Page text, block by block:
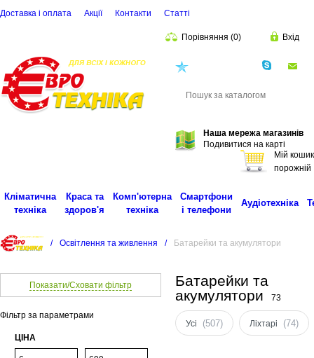
Доставка і оплата Акції Контакти Статті
Порівняння (0) Вхід
Наша мережа магазинів
Подивитися на карті
Мій кошик
порожній
Кліматична
техніка
Краса та
здоров'я
Комп'ютерна
техніка
Смартфони
і телефони
Аудіотехніка
/ Освітлення та живлення / Батарейки та акумулятори
Показати/Сховати фільтр
Фільтр за параметрами
ЦІНА
Батарейки та
акумулятори
73
Усі (507) Ліхтарі (74)